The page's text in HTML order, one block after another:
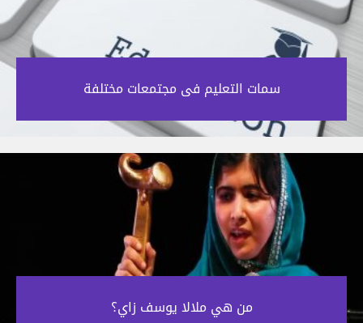
سمات التعليم فى مجتمعات مختلفة‎
من هي ملالا يوسف زاي؟‎